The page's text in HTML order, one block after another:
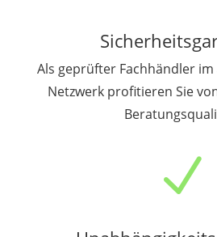
Als geprüfter Fachhändler
Netzwerk profitieren Sie
N